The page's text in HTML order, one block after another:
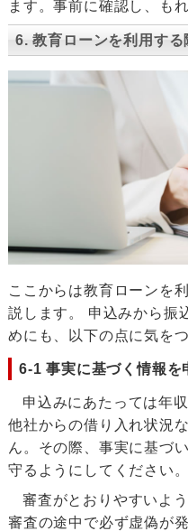
ます。事前に確認し、も
6. 教育ローンを利用する
ここからは教育ローンを
説します。 申込みから振
めにも、以下の点に気を
6-1 事実に基づく情報を
申込みにあたっては年
他社からの借り入れ状況
ん。その際、事実に基づ
守るようにしてください。
審査がとおりやすいよ
審査の途中で必ず虚偽が